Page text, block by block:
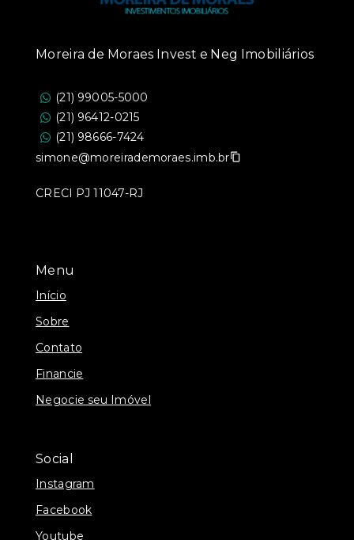
Menu
Início
Sobre
Contato
Financie
Negocie seu Imóvel
Social
Instagram
Facebook
Youtube
Moreira de Moraes Invest e Neg Imobiliários
(21) 99005-5000
(21) 96412-0215
(21) 98666-7424
simone@moreirademoraes.imb.br
CRECI PJ 11047-RJ